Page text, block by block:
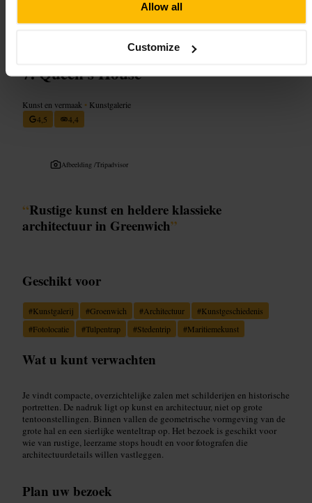
Allow all
Customize
Queen's House
Kunst en vermaak • Kunstgalerie
4,5
4,4
Afbeelding /Tripadvisor
“Rustige kunst en heldere klassieke
architectuur in Greenwich”
Geschikt voor
#Kunstgalerij #Groenwich #Architectuur #Kunstgeschiedenis
#Fotolocatie #Tulpentrap #Stedentrip #Maritiemekunst
Wat u kunt verwachten
Je vindt compacte, overzichtelijke zalen met schilderijen en historische
portretten. De nadruk ligt op kunst en architectuur, niet op grote
tentoonstellingen. Binnen vallen de geometrische vormgeving van de
grote hal en een sierlijke wenteltrap op. Het bezoek is geschikt voor
wie van rustige, leerzame stops houdt en voor fotografen die
architectuurdetails willen vastleggen.
Plan uw bezoek